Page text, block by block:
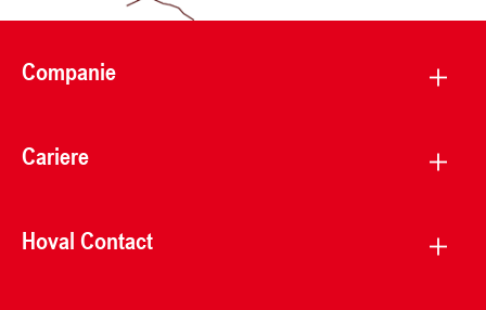
Companie
Cariere
Hoval Contact